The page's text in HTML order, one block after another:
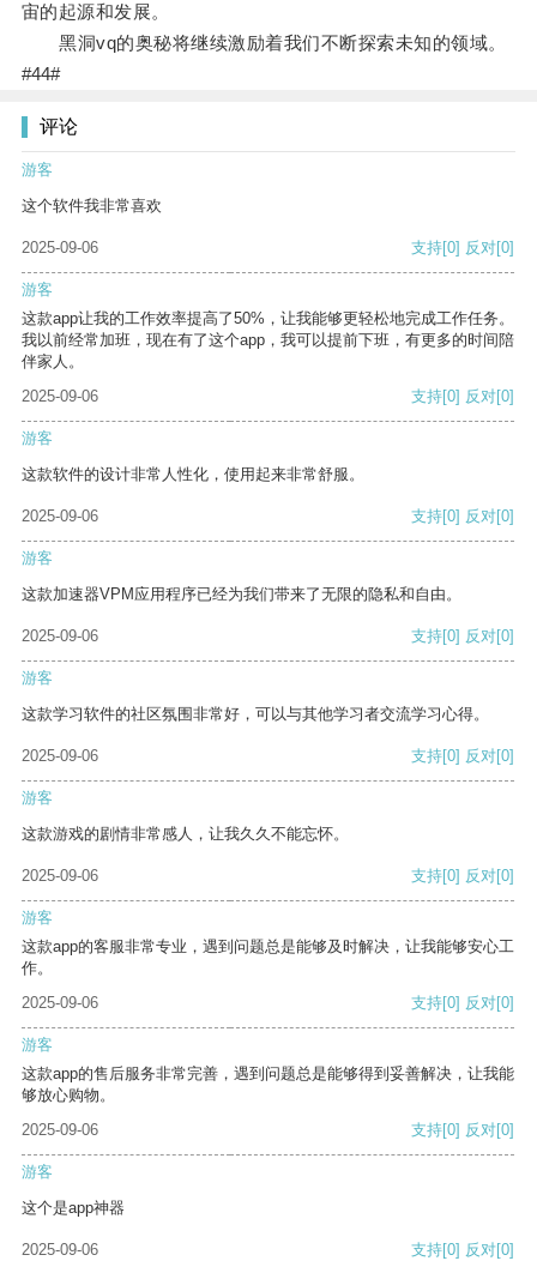
宙的起源和发展。
黑洞vq的奥秘将继续激励着我们不断探索未知的领域。
#44#
评论
游客
这个软件我非常喜欢
2025-09-06 支持[0] 反对[0]
游客
这款app让我的工作效率提高了50%，让我能够更轻松地完成工作任务。
我以前经常加班，现在有了这个app，我可以提前下班，有更多的时间陪
伴家人。
2025-09-06
支持[0] 反对[0]
游客
这款软件的设计非常人性化，使用起来非常舒服。
2025-09-06 支持[0] 反对[0]
游客
这款加速器VPM应用程序已经为我们带来了无限的隐私和自由。
2025-09-06 支持[0] 反对[0]
游客
这款学习软件的社区氛围非常好，可以与其他学习者交流学习心得。
2025-09-06 支持[0] 反对[0]
游客
这款游戏的剧情非常感人，让我久久不能忘怀。
2025-09-06 支持[0] 反对[0]
游客
这款app的客服非常专业，遇到问题总是能够及时解决，让我能够安心工
作。
2025-09-06
支持[0] 反对[0]
游客
这款app的售后服务非常完善，遇到问题总是能够得到妥善解决，让我能
够放心购物。
2025-09-06
支持[0] 反对[0]
游客
这个是app神器
2025-09-06 支持[0] 反对[0]